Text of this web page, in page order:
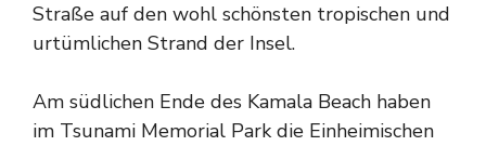
Straße auf den wohl schönsten tropischen und
urtümlichen Strand der Insel.
Am südlichen Ende des Kamala Beach haben
im Tsunami Memorial Park die Einheimischen